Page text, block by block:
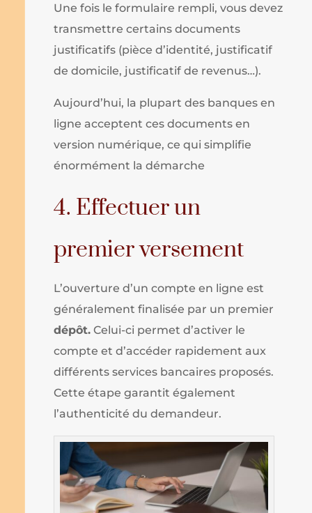
Une fois le formulaire rempli, vous devez
transmettre certains documents
justificatifs (pièce d’identité, justificatif
de domicile, justificatif de revenus…).
Aujourd’hui, la plupart des banques en
ligne acceptent ces documents en
version numérique, ce qui simplifie
énormément la démarche
4. Effectuer un
premier versement
L’ouverture d’un compte en ligne est
généralement finalisée par un premier
dépôt. Celui-ci permet d’activer le
compte et d’accéder rapidement aux
différents services bancaires proposés.
Cette étape garantit également
l’authenticité du demandeur.